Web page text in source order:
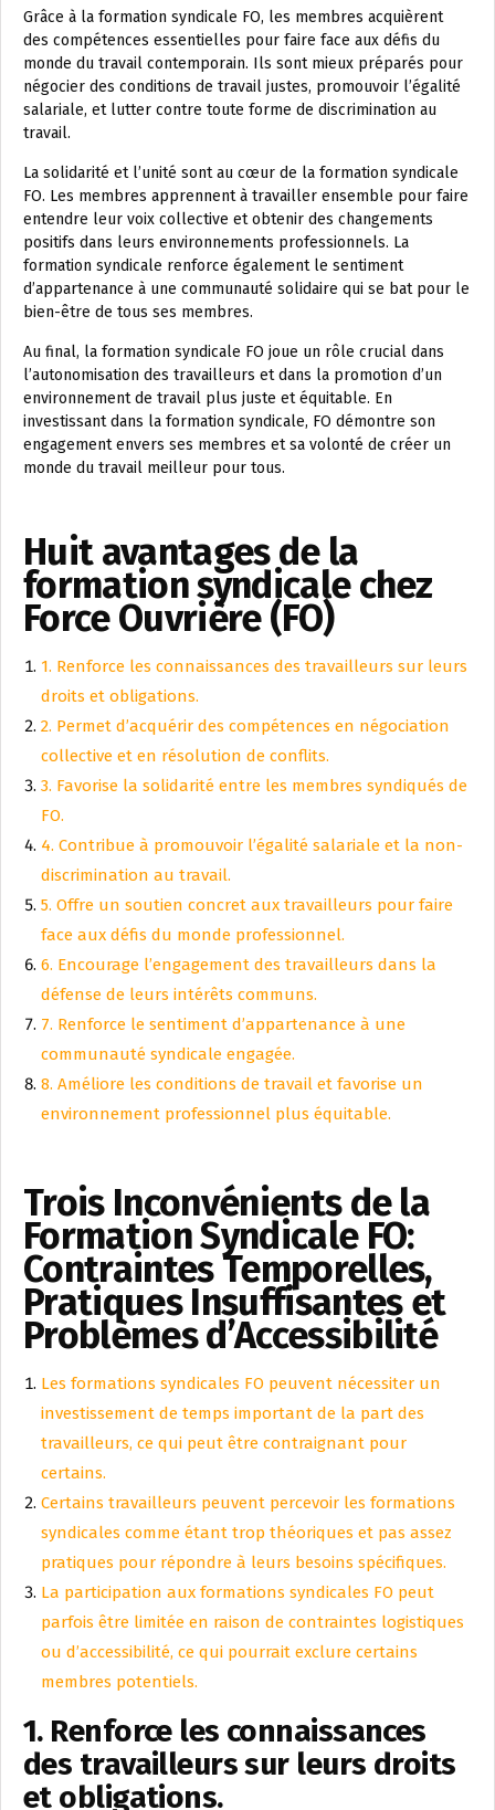
Grâce à la formation syndicale FO, les membres acquièrent
des compétences essentielles pour faire face aux défis du
monde du travail contemporain. Ils sont mieux préparés pour
négocier des conditions de travail justes, promouvoir l’égalité
salariale, et lutter contre toute forme de discrimination au
travail.
La solidarité et l’unité sont au cœur de la formation syndicale
FO. Les membres apprennent à travailler ensemble pour faire
entendre leur voix collective et obtenir des changements
positifs dans leurs environnements professionnels. La
formation syndicale renforce également le sentiment
d’appartenance à une communauté solidaire qui se bat pour le
bien-être de tous ses membres.
Au final, la formation syndicale FO joue un rôle crucial dans
l’autonomisation des travailleurs et dans la promotion d’un
environnement de travail plus juste et équitable. En
investissant dans la formation syndicale, FO démontre son
engagement envers ses membres et sa volonté de créer un
monde du travail meilleur pour tous.
Huit avantages de la
formation syndicale chez
Force Ouvrière (FO)
1. Renforce les connaissances des travailleurs sur leurs
droits et obligations.
2. Permet d’acquérir des compétences en négociation
collective et en résolution de conflits.
3. Favorise la solidarité entre les membres syndiqués de
FO.
4. Contribue à promouvoir l’égalité salariale et la non-
discrimination au travail.
5. Offre un soutien concret aux travailleurs pour faire
face aux défis du monde professionnel.
6. Encourage l’engagement des travailleurs dans la
défense de leurs intérêts communs.
7. Renforce le sentiment d’appartenance à une
communauté syndicale engagée.
8. Améliore les conditions de travail et favorise un
environnement professionnel plus équitable.
Trois Inconvénients de la
Formation Syndicale FO:
Contraintes Temporelles,
Pratiques Insuffisantes et
Problèmes d’Accessibilité
Les formations syndicales FO peuvent nécessiter un
investissement de temps important de la part des
travailleurs, ce qui peut être contraignant pour
certains.
Certains travailleurs peuvent percevoir les formations
syndicales comme étant trop théoriques et pas assez
pratiques pour répondre à leurs besoins spécifiques.
La participation aux formations syndicales FO peut
parfois être limitée en raison de contraintes logistiques
ou d’accessibilité, ce qui pourrait exclure certains
membres potentiels.
1. Renforce les connaissances
des travailleurs sur leurs droits
et obligations.